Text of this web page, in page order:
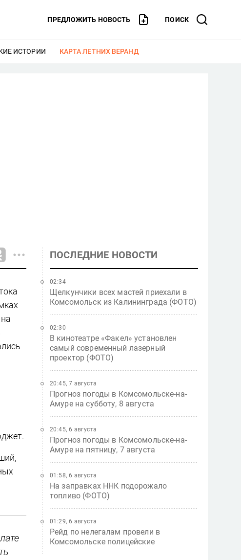
ПРЕДЛОЖИТЬ НОВОСТЬ ПОИСК
ИСТОРИИ ЕЩЕ
КАРТА ЛЕТНИХ ВЕРАНД
ПОСЛЕДНИЕ НОВОСТИ
Щелкунчики всех мастей приехали в
Комсомольск из Калининграда (ФОТО)
02:34
В кинотеатре «Факел» установлен
самый современный лазерный
проектор (ФОТО)
02:30
Прогноз погоды в Комсомольске-на-
Амуре на субботу, 8 августа
20:45, 7 августа
Прогноз погоды в Комсомольске-на-
Амуре на пятницу, 7 августа
20:45, 6 августа
На заправках ННК подорожало
топливо (ФОТО)
01:58, 6 августа
Рейд по нелегалам провели в
Комсомольске полицейские
01:29, 6 августа